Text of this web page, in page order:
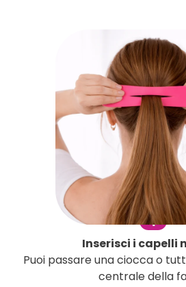
1
Inserisci i capelli
Puoi passare una ciocca o
centrale della